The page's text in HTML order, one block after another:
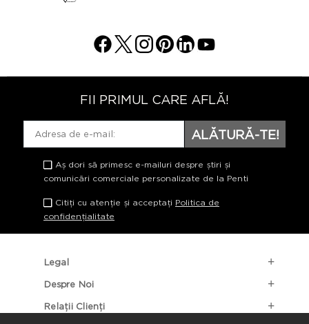
FII PRIMUL CARE AFLĂ!
ALĂTURĂ-TE!
Aș dori să primesc e-mailuri despre știri și
comunicări comerciale personalizate de la Penti
Citiți cu atenție și acceptați Politica de
confidențialitate
Legal
Despre Noi
Relații Clienți